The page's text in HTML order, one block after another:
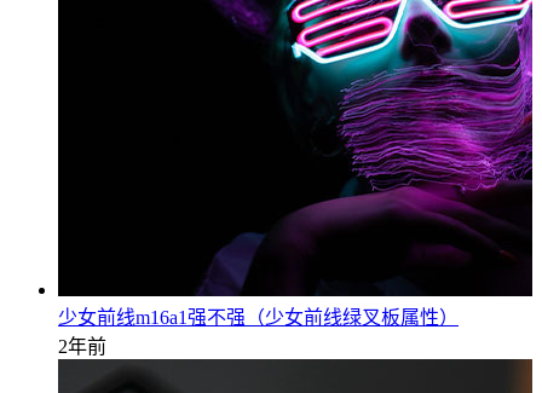
少女前线m16a1强不强（少女前线绿叉板属性）
2年前